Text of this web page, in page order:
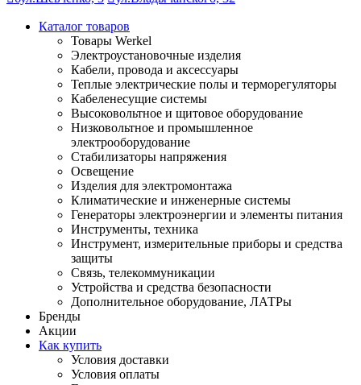
Каталог товаров
Товары Werkel
Электроустановочные изделия
Кабели, провода и аксессуары
Теплые электрические полы и терморегуляторы
Кабеленесущие системы
Высоковольтное и щитовое оборудование
Низковольтное и промышленное
электрооборудование
Стабилизаторы напряжения
Освещение
Изделия для электромонтажа
Климатические и инженерные системы
Генераторы электроэнергии и элементы питания
Инструменты, техника
Инструмент, измерительные приборы и средства
защиты
Связь, телекоммуникации
Устройства и средства безопасности
Дополнительное оборудование, ЛАТРы
Бренды
Акции
Как купить
Условия доставки
Условия оплаты